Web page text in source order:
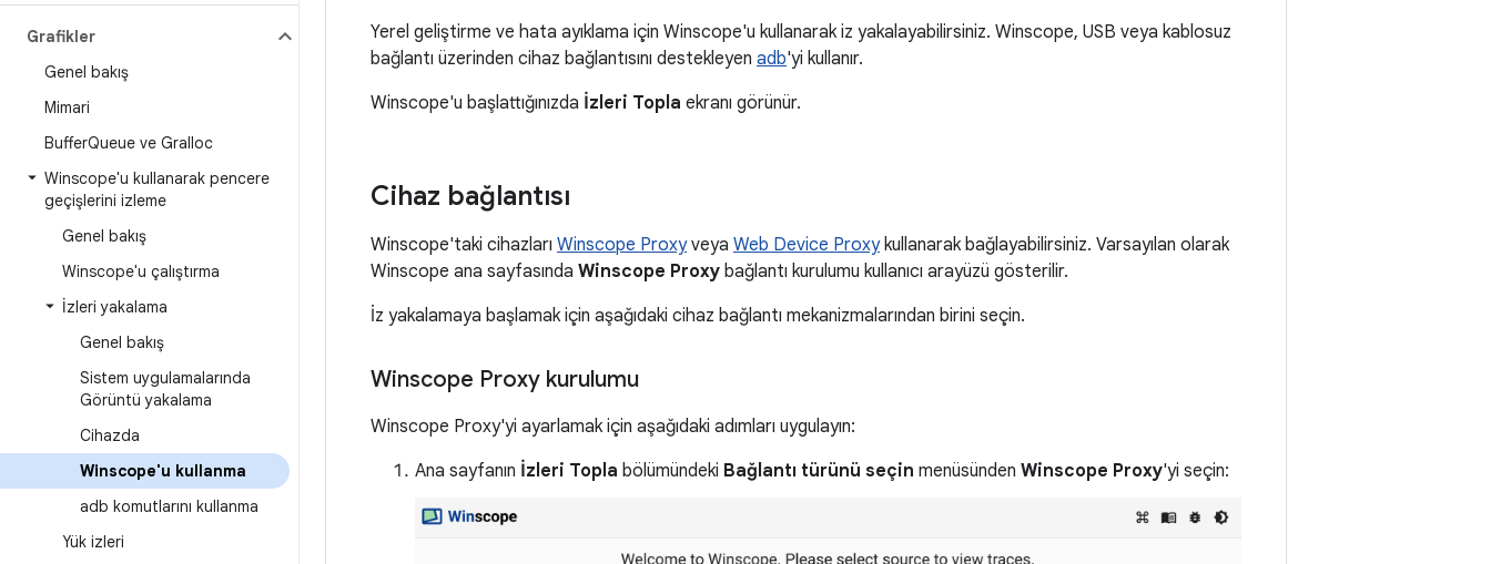
Grafikler
Genel bakış
Mimari
BufferQueue ve Gralloc
Winscope'u kullanarak pencere
geçişlerini izleme
Genel bakış
Winscope'u çalıştırma
İzleri yakalama
Genel bakış
Sistem uygulamalarında
Görüntü yakalama
Cihazda
Winscope'u kullanma
adb komutlarını kullanma
Yük izleri
Yerel geliştirme ve hata ayıklama için Winscope'u kullanarak iz yakalayabilirsiniz. Winscope, USB veya kablosuz
bağlantı üzerinden cihaz bağlantısını destekleyen adb'yi kullanır.
Winscope'u başlattığınızda İzleri Topla ekranı görünür.
Cihaz bağlantısı
Winscope'taki cihazları Winscope Proxyveya Web Device Proxykullanarak bağlayabilirsiniz. Varsayılan olarak
Winscope ana sayfasında Winscope Proxy bağlantı kurulumu kullanıcı arayüzü gösterilir.
İz yakalamaya başlamak için aşağıdaki cihaz bağlantı mekanizmalarından birini seçin.
Winscope Proxy kurulumu
Winscope Proxy'yi ayarlamak için aşağıdaki adımları uygulayın:
Ana sayfanın İzleri Topla bölümündeki Bağlantı türünü seçin menüsünden Winscope Proxy'yi seçin: